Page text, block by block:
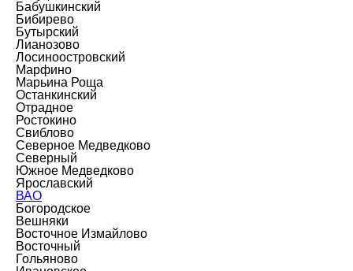
Бабушкинский
Бибирево
Бутырский
Лианозово
Лосиноостровский
Марфино
Марьина Роща
Останкинский
Отрадное
Ростокино
Свиблово
Северное Медведково
Северный
Южное Медведково
Ярославский
ВАО
Богородское
Вешняки
Восточное Измайлово
Восточный
Гольяново